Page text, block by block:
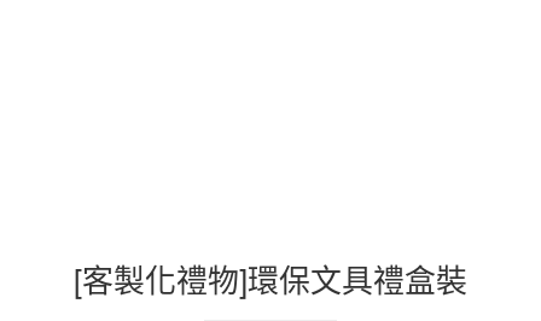
[客製化禮物]環保文具禮盒裝